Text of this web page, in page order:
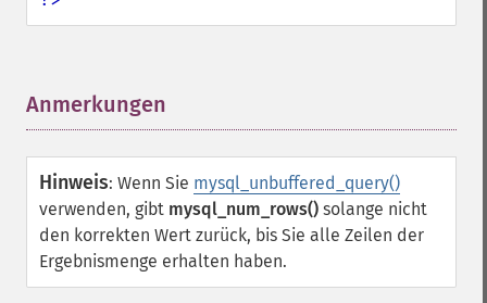
Anmerkungen
Hinweis: Wenn Sie mysql_unbuffered_query()
verwenden, gibt mysql_num_rows() solange nicht
den korrekten Wert zurück, bis Sie alle Zeilen der
Ergebnismenge erhalten haben.